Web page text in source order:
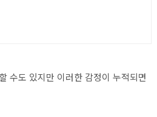
수도 있지만 이러한 감정이 누적되면